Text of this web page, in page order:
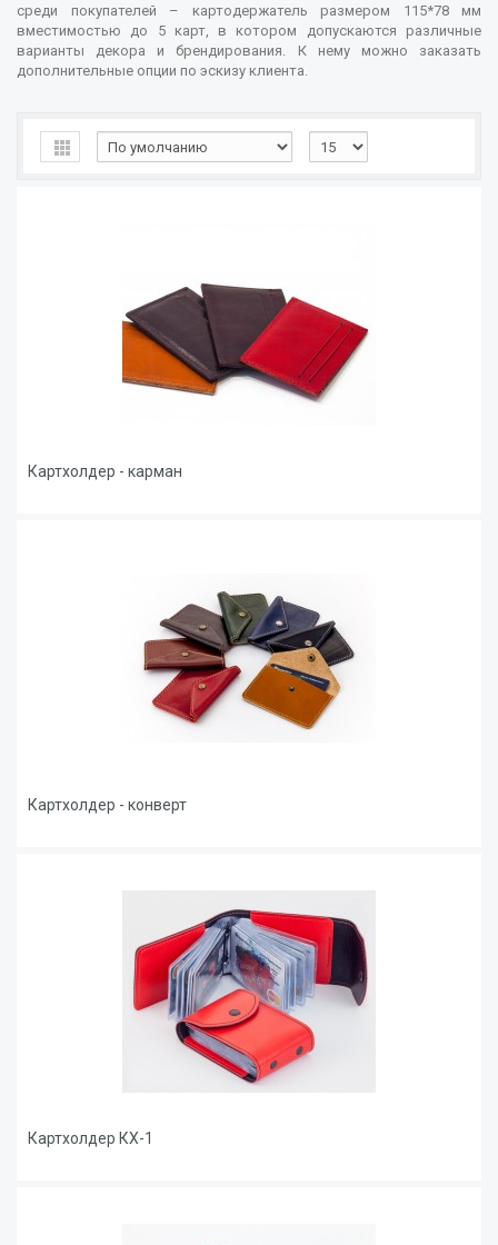
среди покупателей – картодержатель размером 115*78 мм
вместимостью до 5 карт, в котором допускаются различные
варианты декора и брендирования. К нему можно заказать
дополнительные опции по эскизу клиента.
Картхолдер - карман
Картхолдер - конверт
Картхолдер КХ-1